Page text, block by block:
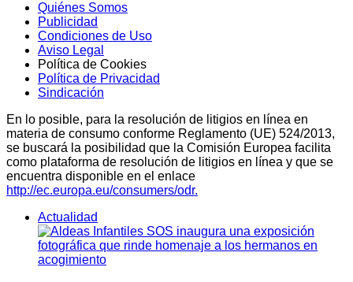
Quiénes Somos
Publicidad
Condiciones de Uso
Aviso Legal
Política de Cookies
Política de Privacidad
Sindicación
En lo posible, para la resolución de litigios en línea en
materia de consumo conforme Reglamento (UE) 524/2013,
se buscará la posibilidad que la Comisión Europea facilita
como plataforma de resolución de litigios en línea y que se
encuentra disponible en el enlace
http://ec.europa.eu/consumers/odr.
Actualidad